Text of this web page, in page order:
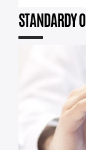
STANDARDY